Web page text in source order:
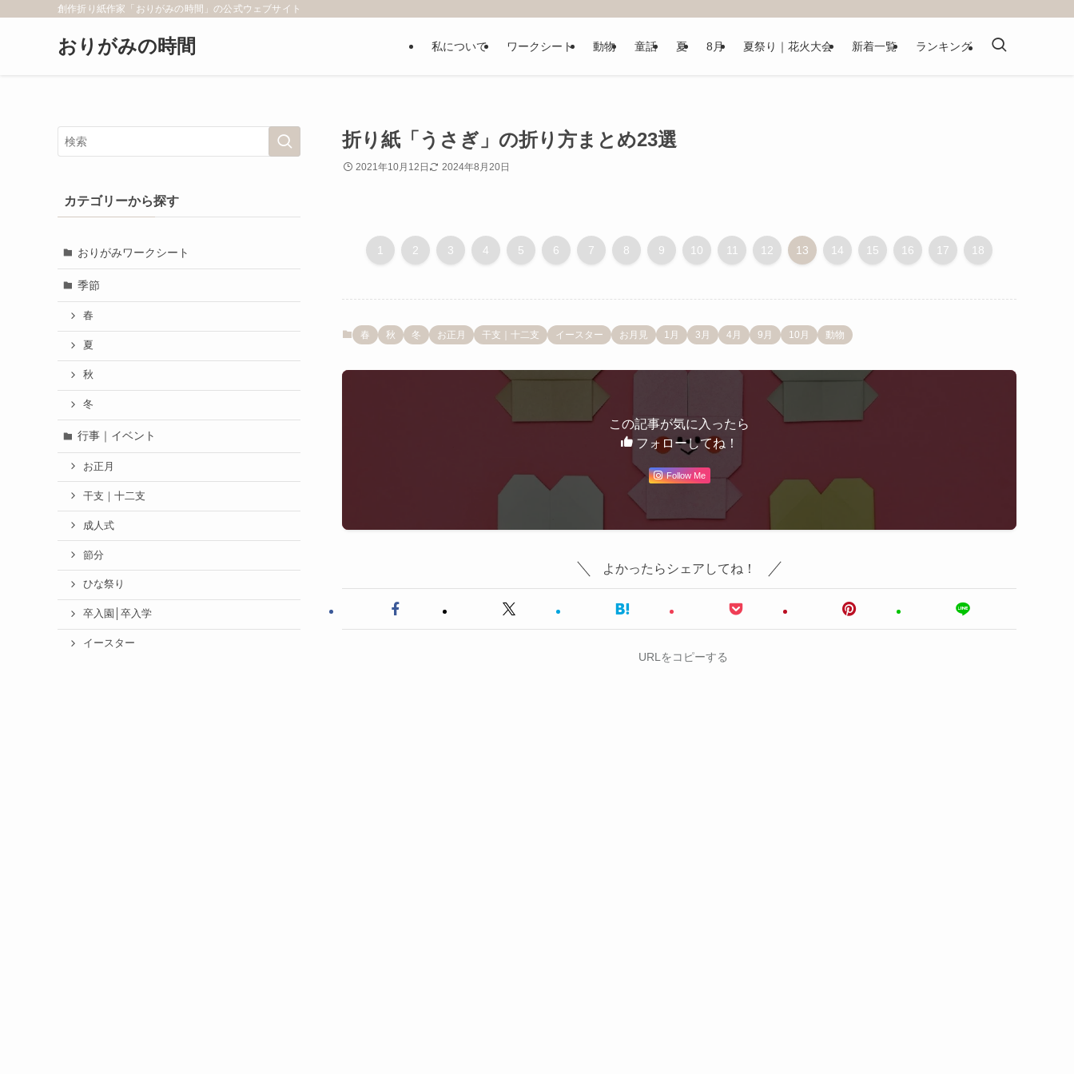
創作折り紙作家「おりがみの時間」の公式ウェブサイト
おりがみの時間 私について ワークシート 動物 童話 夏 8月 夏祭り｜花火大会 新着一覧 ランキング
折り紙「うさぎ」の折り方まとめ23選
2021年10月12日 2024年8月20日
1 2 3 4 5 6 7 8 9 10 11 12 13 14 15 16 17 18
春 秋 冬 お正月 干支｜十二支 イースター お月見 1月 3月 4月 9月 10月 動物
この記事が気に入ったら
フォローしてね！
Follow Me
よかったらシェアしてね！
URLをコピーする
カテゴリーから探す
おりがみワークシート
季節
春
夏
秋
冬
行事｜イベント
お正月
干支｜十二支
成人式
節分
ひな祭り
卒入園│卒入学
イースター